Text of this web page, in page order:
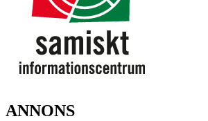
ANNONS